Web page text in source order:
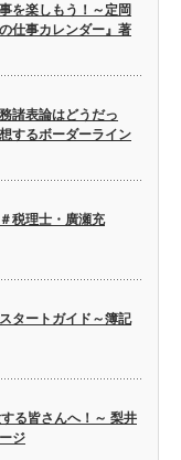
を楽しもう！～定岡
仕事カレンダー』著
諸表論はどうだっ
するボーダーライン
税理士・廣瀬充
タートガイド～簿記
る皆さんへ！～ 梨井
ジ